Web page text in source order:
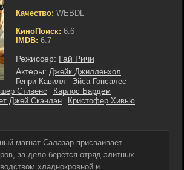
Качество: WEBDL
КиноПоиск: 6.6
IMDB: 6.7
Режиссер: Гай Ричи
Актеры: Джейк Джилленхол
Генри Кавилл
Эйса Гонсалес
Стивенс
Карлос Бардем
Джей Скэнлэн
Кристофер Хивью
магнат Салазар присваивает
за дело берётся отряд элитных
хладнокровной и